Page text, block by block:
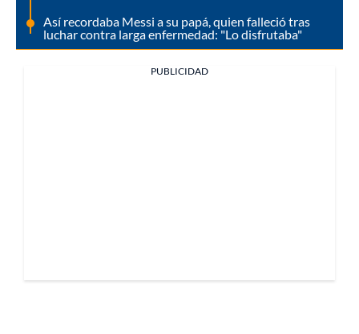
Así recordaba Messi a su papá, quien falleció tras
luchar contra larga enfermedad: "Lo disfrutaba"
PUBLICIDAD